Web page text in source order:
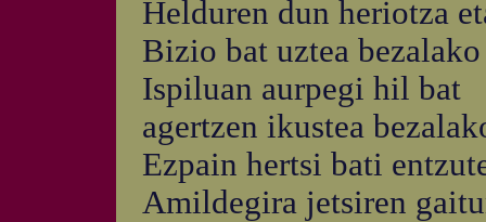
Helduren dun heriotza
Bizio bat uztea
Ispiluan aurpegi hil bat
agertzen ikustea
Ezpain hertsi bati
Amildegira jetsiren